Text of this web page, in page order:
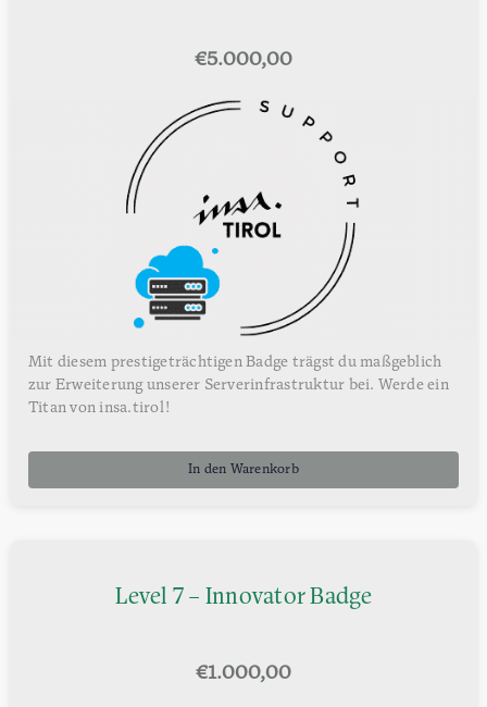
€5.000,00
Mit diesem prestigeträchtigen Badge trägst du maßgeblich
zur Erweiterung unserer Serverinfrastruktur bei. Werde ein
Titan von insa.tirol!
In den Warenkorb
Level 7 – Innovator Badge
€1.000,00